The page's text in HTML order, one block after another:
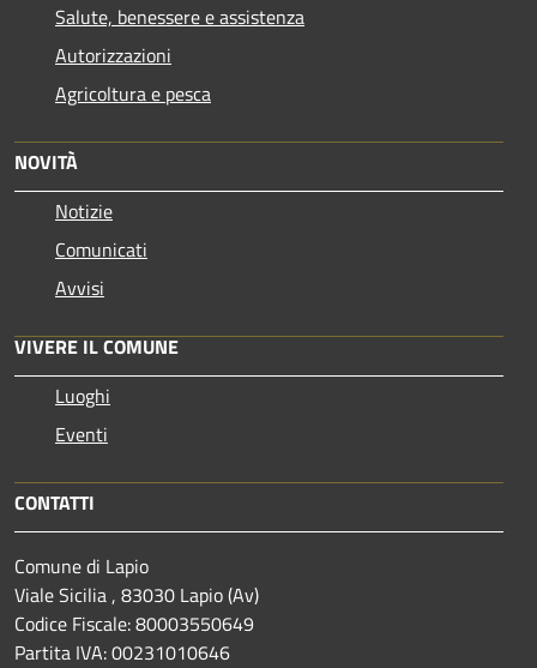
Salute, benessere e assistenza
Autorizzazioni
Agricoltura e pesca
NOVITÀ
Notizie
Comunicati
Avvisi
VIVERE IL COMUNE
Luoghi
Eventi
CONTATTI
Comune di Lapio
Viale Sicilia , 83030 Lapio (Av)
Codice Fiscale: 80003550649
Partita IVA: 00231010646